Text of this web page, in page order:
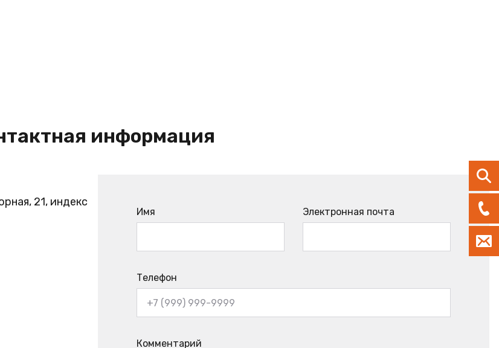
информация
21, индекс
Имя Электронная почта
Телефон
Комментарий